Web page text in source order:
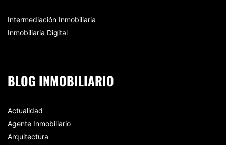
Intermediación Inmobiliaria
Inmobiliaria Digital
BLOG INMOBILIARIO
Actualidad
Agente Inmobiliario
Arquitectura